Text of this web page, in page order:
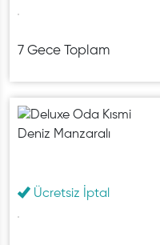
7 Gece Toplam
Ücretsiz İptal